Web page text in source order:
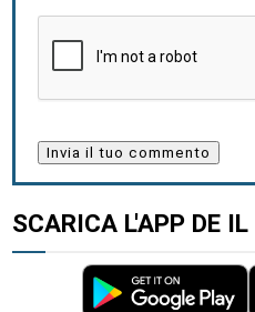
SCARICA L'APP DE